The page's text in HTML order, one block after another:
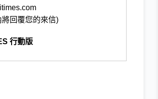
回覆您的來信)
行動版